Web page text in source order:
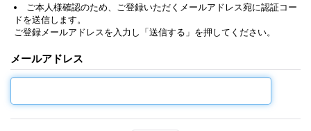
ご本人様確認のため、ご登録いただくメールアドレス宛に認証コー
ドを送信します。
ご登録メールアドレスを入力し「送信する」を押してください。
メールアドレス